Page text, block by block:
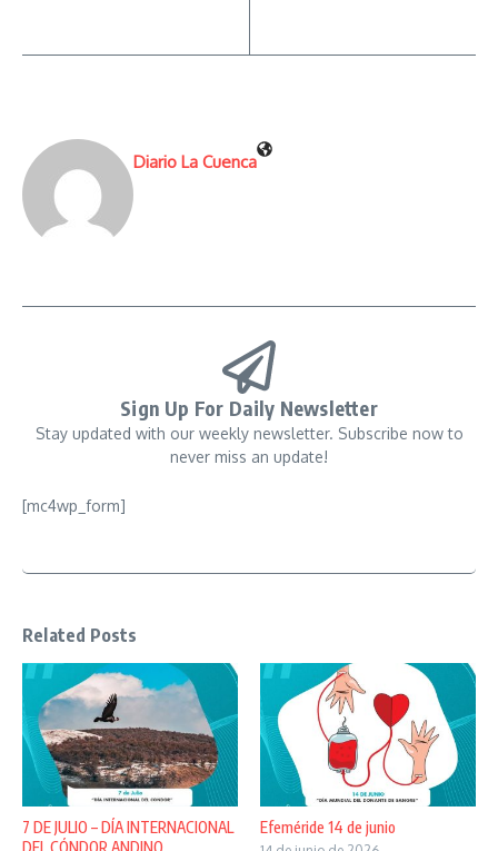
Diario La Cuenca
Sign Up For Daily Newsletter
Stay updated with our weekly newsletter. Subscribe now to
never miss an update!
[mc4wp_form]
Related Posts
7 DE JULIO – DÍA INTERNACIONAL
Efeméride 14 de junio